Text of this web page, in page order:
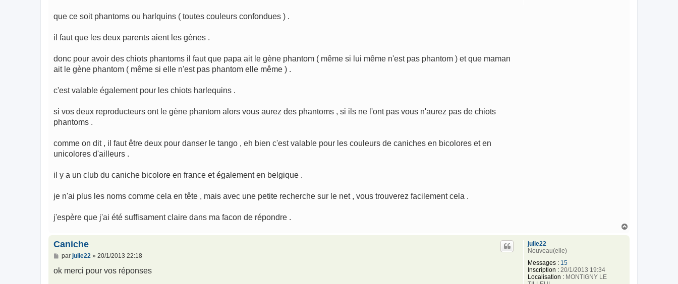
g
que ce soit phantoms ou harlquins ( toutes couleurs confondues ) .
il faut que les deux parents aient les gènes .
donc pour avoir des chiots phantoms il faut que papa ait le gène phantom ( même si lui même n'est pas phantom ) et que maman
ait le gène phantom ( même si elle n'est pas phantom elle même ) .
c'est valable également pour les chiots harlequins .
si vos deux reproducteurs ont le gène phantom alors vous aurez des phantoms , si ils ne l'ont pas vous n'aurez pas de chiots
phantoms .
comme on dit , il faut être deux pour danser le tango , eh bien c'est valable pour les couleurs de caniches en bicolores et en
unicolores d'ailleurs .
il y a un club du caniche bicolore en france et également en belgique .
je n'ai plus les noms comme cela en tête , mais avec une petite recherche sur le net , vous trouverez facilement cela .
j'espère que j'ai été suffisament claire dans ma facon de répondre .
julie22
Nouveau(elle)
Messages : 15
Inscription : 20/1/2013 19:34
Localisation : MONTIGNY LE
Caniche
M
s
par julie22» 20/1/2013 22:18
ok merci pour vos réponses